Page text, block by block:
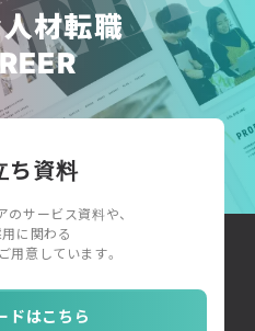
材転職
ち資料
サービス資料や、
に関わる
用意しています。
ドはこちら